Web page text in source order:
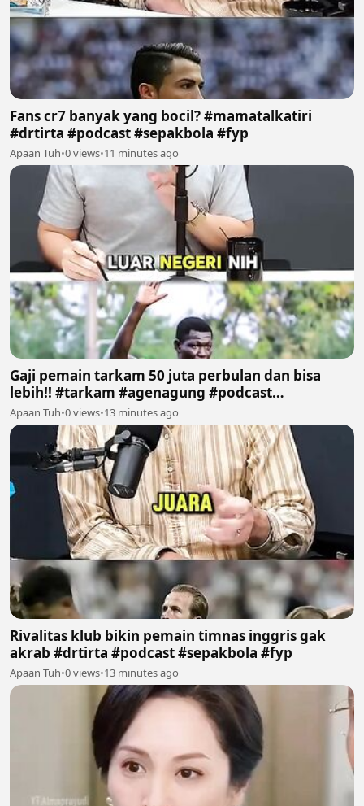
Fans cr7 banyak yang bocil? #mamatalkatiri
#drtirta #podcast #sepakbola #fyp
Apaan Tuh•0 views•11 minutes ago
Gaji pemain tarkam 50 juta perbulan dan bisa
lebih!! #tarkam #agenagung #podcast
#sepakbola #fyp
Apaan Tuh•0 views•13 minutes ago
Rivalitas klub bikin pemain timnas inggris gak
akrab #drtirta #podcast #sepakbola #fyp
Apaan Tuh•0 views•13 minutes ago